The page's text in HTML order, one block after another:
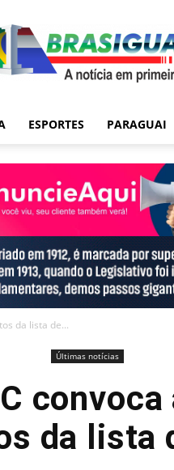
ESPORTES PARAGUAI
da lista de...
Últimas notícias
da lista